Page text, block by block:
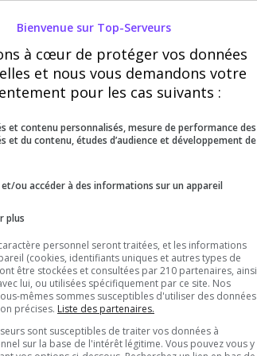
être utilisé par le propriétaire du serveur pour vous
en jeu
aide à lutter contre les votes
Bienvenue sur Top-Serveurs
à cœur de protéger vos données
et nous vous demandons votre
pour les cas suivants :
et contenu personnalisés, mesure de performance des
et du contenu, études d’audience et développement de
ou accéder à des informations sur un appareil
plus
personnel seront traitées, et les informations
(cookies, identifiants uniques et autres types de
être stockées et consultées par 210 partenaires, ainsi
lui, ou utilisées spécifiquement par ce site. Nos
mêmes sommes susceptibles d'utiliser des données
précises. Liste des partenaires.
sont susceptibles de traiter vos données à
sur la base de l'intérêt légitime. Vous pouvez vous y